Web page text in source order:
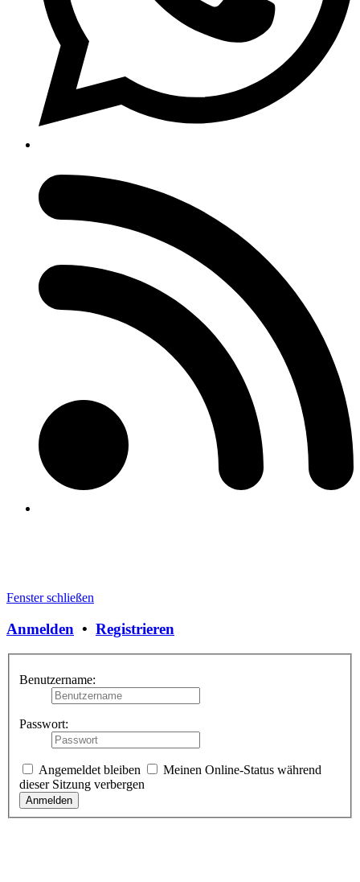
Fenster schließen
Anmelden • Registrieren
Benutzername:
Passwort:
Angemeldet bleiben
Meinen Online-Status während
dieser Sitzung verbergen